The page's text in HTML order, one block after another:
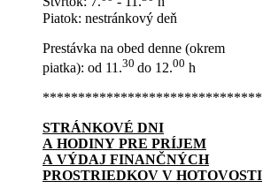
Piatok: nestránkový deň
Prestávka na obed denne (okrem
piatka): od 11.30 do 12.00 h
*******************************
STRÁNKOVÉ DNI
A HODINY PRE PRÍJEM
A VÝDAJ FINANČNÝCH
PROSTRIEDKOV V HOTOVOSTI